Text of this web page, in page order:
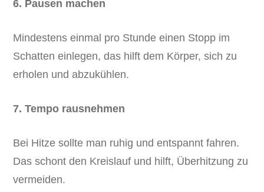
6. Pausen machen
Mindestens einmal pro Stunde einen Stopp im
Schatten einlegen, das hilft dem Körper, sich zu
erholen und abzukühlen.
7. Tempo rausnehmen
Bei Hitze sollte man ruhig und entspannt fahren.
Das schont den Kreislauf und hilft, Überhitzung zu
vermeiden.